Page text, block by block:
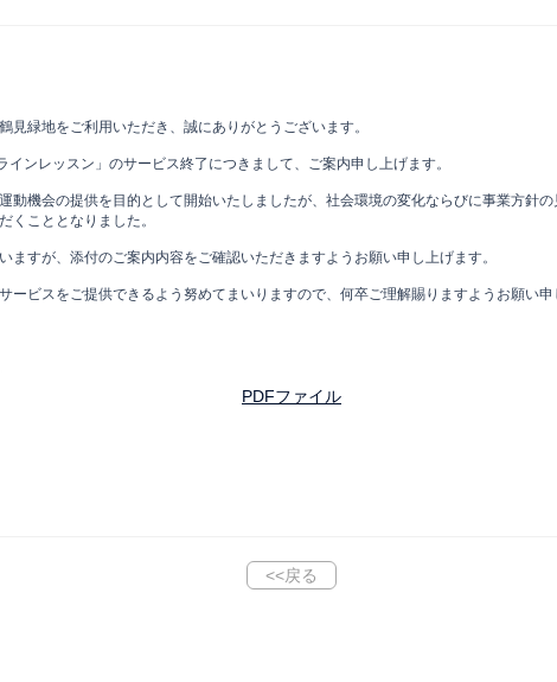
見緑地をご利用いただき、誠にありがとうございます。
ンレッスン」のサービス終了につきまして、ご案内申し上げます。
動機会の提供を目的として開始いたしましたが、社会環境の変化ならびに事業方針
くこととなりました。
ますが、添付のご案内内容をご確認いただきますようお願い申し上げます。
ービスをご提供できるよう努めてまいりますので、何卒ご理解賜りますようお願い申
PDFファイル
<<戻る